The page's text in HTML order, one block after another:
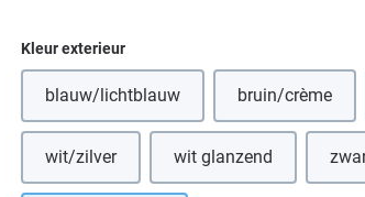
Selecteer
Kleur exterieur
blauw/lichtblauw bruin/crème
wit/zilver wit glanzend